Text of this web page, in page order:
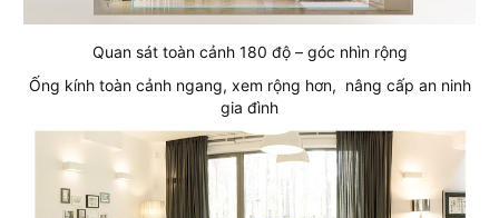
Quan sát toàn cảnh 180 độ – góc nhìn rộng
Ống kính toàn cảnh ngang, xem rộng hơn, nâng cấp an ninh
gia đình